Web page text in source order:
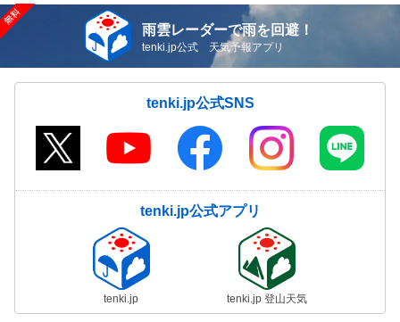
雨雲レーダーで雨を回避！
tenki.jp公式 天気予報アプリ
tenki.jp公式SNS
tenki.jp公式アプリ
tenki.jp tenki.jp 登山天気